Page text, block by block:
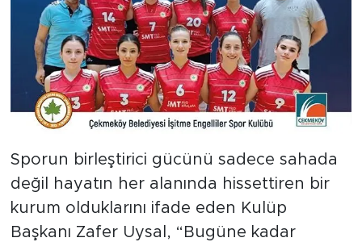
Sporun birleştirici gücünü sadece sahada
değil hayatın her alanında hissettiren bir
kurum olduklarını ifade eden Kulüp
Başkanı Zafer Uysal, “Bugüne kadar